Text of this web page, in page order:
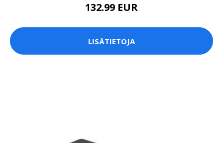
132.99 EUR
LISÄTIETOJA